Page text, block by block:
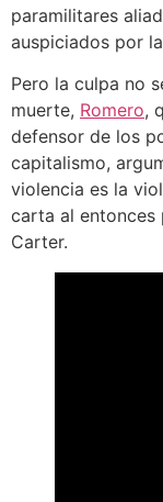
paramilitares
auspiciados por
Pero la culpa no
muerte, Romero,
defensor de los
capitalismo,
violencia es la
carta al entonces
Carter.